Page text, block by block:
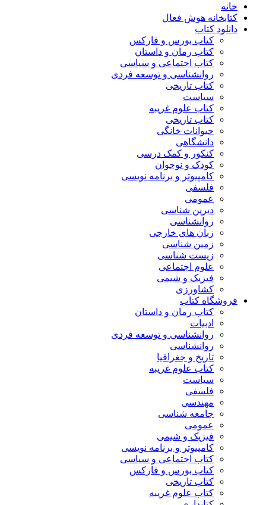
خانه
کتابخانه هوش فعال
دانلود کتاب
کتاب بورس و فارکس
کتاب رمان و داستان
کتاب اجتماعی و سیاسی
روانشناسی و توسعه فردی
کتاب تاریخی
سیاست
کتاب علوم غریبه
کتاب تاریخی
حیوانات خانگی
دانشگاهی
کنکور و کمک‌ درسی
کودک و نوجوان
کامپیوتر و برنامه نویسی
فلسفی
عمومی
دیرین شناسی
روانشناسی
زبان های خارجی
زمین شناسی
زیست شناسی
علوم اجتماعی
فیزیک و شیمی
کشاورزی
فروشگاه کتاب
کتاب رمان و داستان
ادبیات
روانشناسی و توسعه فردی
روانشناسی
تاریخ و جغرافیا
کتاب علوم غریبه
سیاست
فلسفی
مهندسی
جامعه شناسی
عمومی
فیزیک و شیمی
کامپیوتر و برنامه نویسی
کتاب اجتماعی و سیاسی
کتاب بورس و فارکس
کتاب تاریخی
کتاب علوم غریبه